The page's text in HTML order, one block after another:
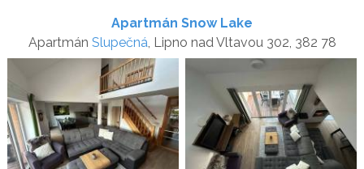
Apartmán Snow Lake
Apartmán Slupečná, Lipno nad Vltavou 302, 382 78